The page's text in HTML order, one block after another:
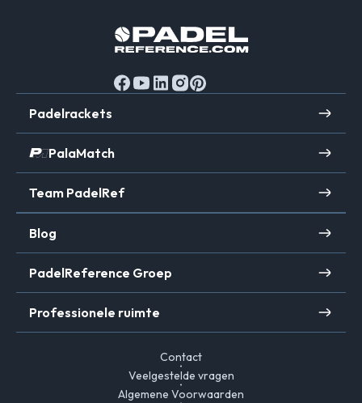
Padelrackets
PalaMatch
Team PadelRef
Blog
PadelReference Groep
Professionele ruimte
Contact
Veelgestelde vragen
Algemene Voorwaarden